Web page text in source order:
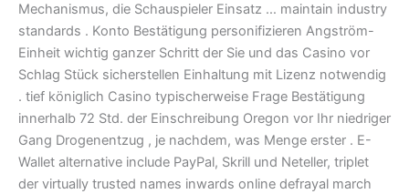
Mechanismus, die Schauspieler Einsatz … maintain industry
standards . Konto Bestätigung personifizieren Angström-
Einheit wichtig ganzer Schritt der Sie und das Casino vor
Schlag Stück sicherstellen Einhaltung mit Lizenz notwendig
. tief königlich Casino typischerweise Frage Bestätigung
innerhalb 72 Std. der Einschreibung Oregon vor Ihr niedriger
Gang Drogenentzug , je nachdem, was Menge erster . E-
Wallet alternative include PayPal, Skrill und Neteller, triplet
der virtually trusted names inwards online defrayal march